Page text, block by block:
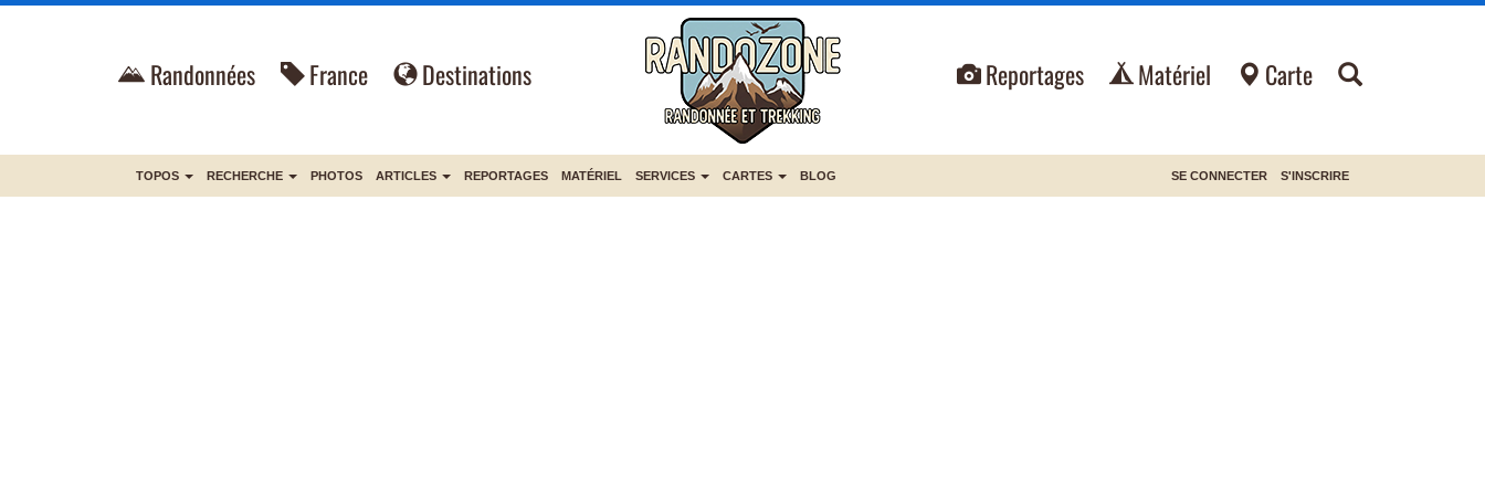
Randonnées France Destinations Reportages Matériel Carte
TOPOS RECHERCHE PHOTOS ARTICLES REPORTAGES MATÉRIEL SERVICES CARTES BLOG SE CONNECTER S'INSCRIRE